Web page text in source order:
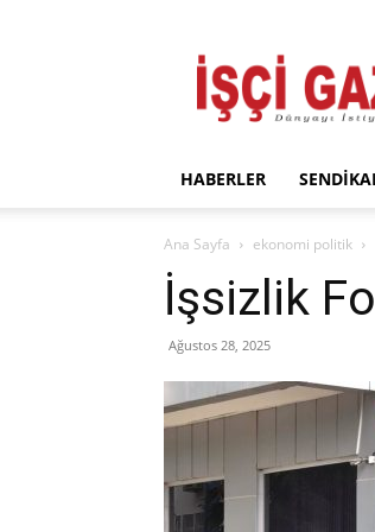
HABERLER
Ana Sayfa ekonomi politik
İşsizlik
Ağustos 28, 2025